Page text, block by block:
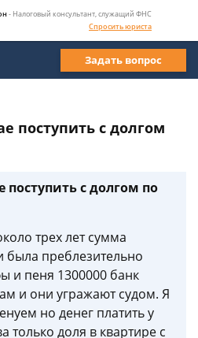
- Налоговый консультант, служащий ФНС
Спросить юриста
Задать вопрос
поступить с долгом
поступить с долгом по
трех лет сумма
была преблезительно
и пеня 1300000 банк
и они угражают судом. Я
но денег платить у
только доля в квартире с